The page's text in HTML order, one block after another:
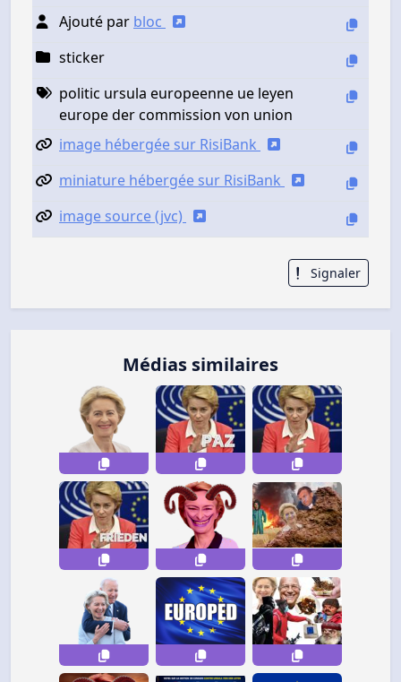
Ajouté par bloc
sticker
politic ursula europeenne ue leyen
europe der commission von union
image hébergée sur RisiBank
miniature hébergée sur RisiBank
image source (jvc)
Signaler
Médias similaires